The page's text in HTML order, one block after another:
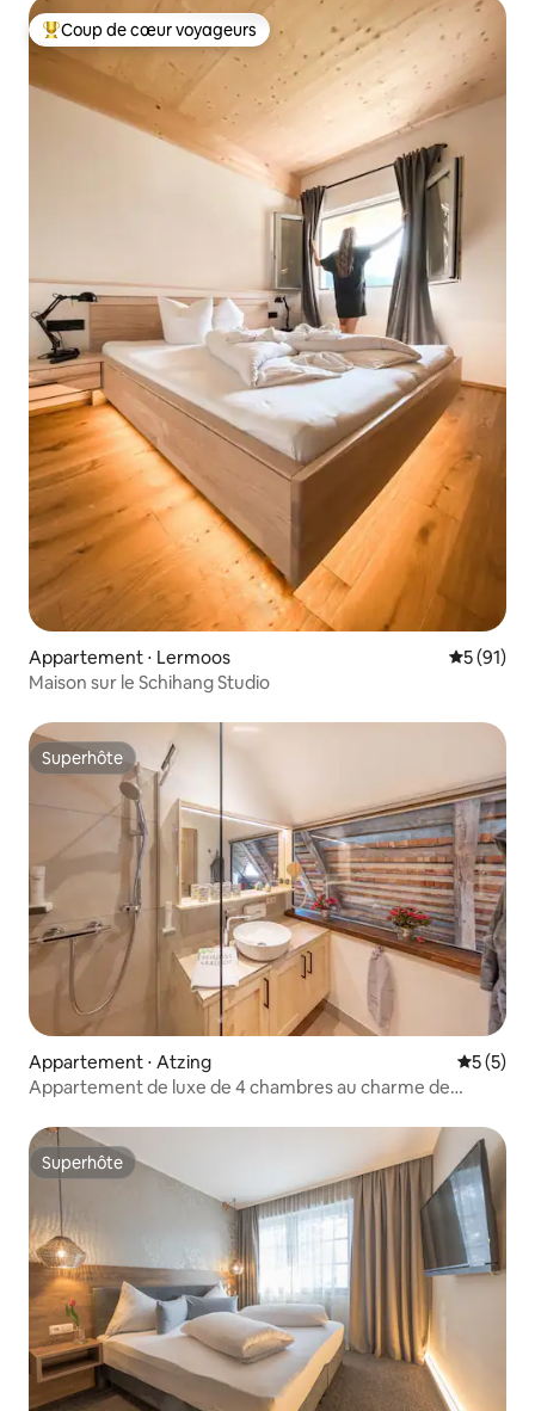
Coups de cœur voyageurs les plus appréciés
Coup de cœur voyageurs
Appartement ⋅ Lermoos
5 (91)
Maison sur le Schihang Studio
Superhôte
Superhôte
Appartement ⋅ Atzing
5 (5)
Appartement de luxe de 4 chambres au charme de
Superhôte
Superhôte